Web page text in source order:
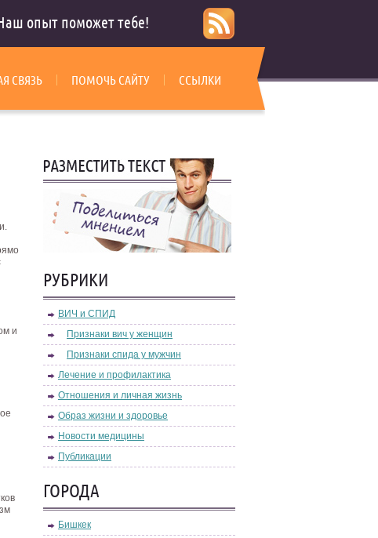
опыт поможет тебе!
СВЯЗЬ ПОМОЧЬ САЙТУ ССЫЛКИ
и
РУБРИКИ
ВИЧ и СПИД
Признаки вич у женщин
Признаки спида у мужчин
Лечение и профилактика
Отношения и личная жизнь
Образ жизни и здоровье
Новости медицины
Публикации
ГОРОДА
Бишкек